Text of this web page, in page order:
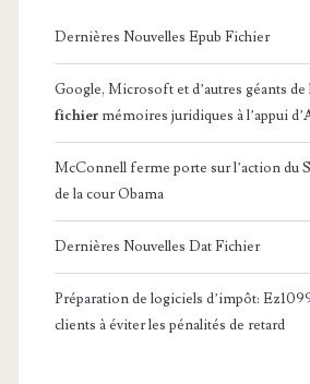
Dernières Nouvelles Epub Fichier
Google, Microsoft et d’autres géants
fichier mémoires juridiques à l’appui
McConnell ferme porte sur l’action du
de la cour Obama
Dernières Nouvelles Dat Fichier
Préparation de logiciels d’impôt:
clients à éviter les pénalités de retard